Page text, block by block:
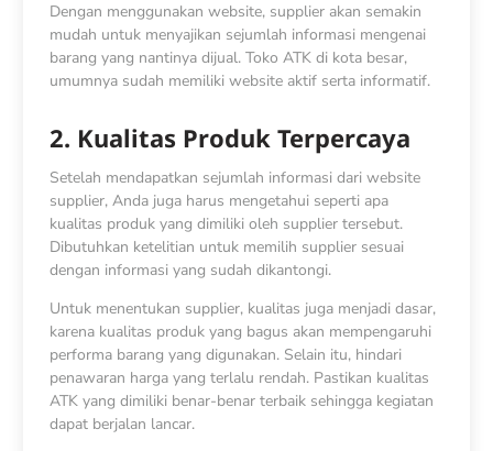
Dengan menggunakan website, supplier akan semakin
mudah untuk menyajikan sejumlah informasi mengenai
barang yang nantinya dijual. Toko ATK di kota besar,
umumnya sudah memiliki website aktif serta informatif.
2. Kualitas Produk Terpercaya
Setelah mendapatkan sejumlah informasi dari website
supplier, Anda juga harus mengetahui seperti apa
kualitas produk yang dimiliki oleh supplier tersebut.
Dibutuhkan ketelitian untuk memilih supplier sesuai
dengan informasi yang sudah dikantongi.
Untuk menentukan supplier, kualitas juga menjadi dasar,
karena kualitas produk yang bagus akan mempengaruhi
performa barang yang digunakan. Selain itu, hindari
penawaran harga yang terlalu rendah. Pastikan kualitas
ATK yang dimiliki benar-benar terbaik sehingga kegiatan
dapat berjalan lancar.